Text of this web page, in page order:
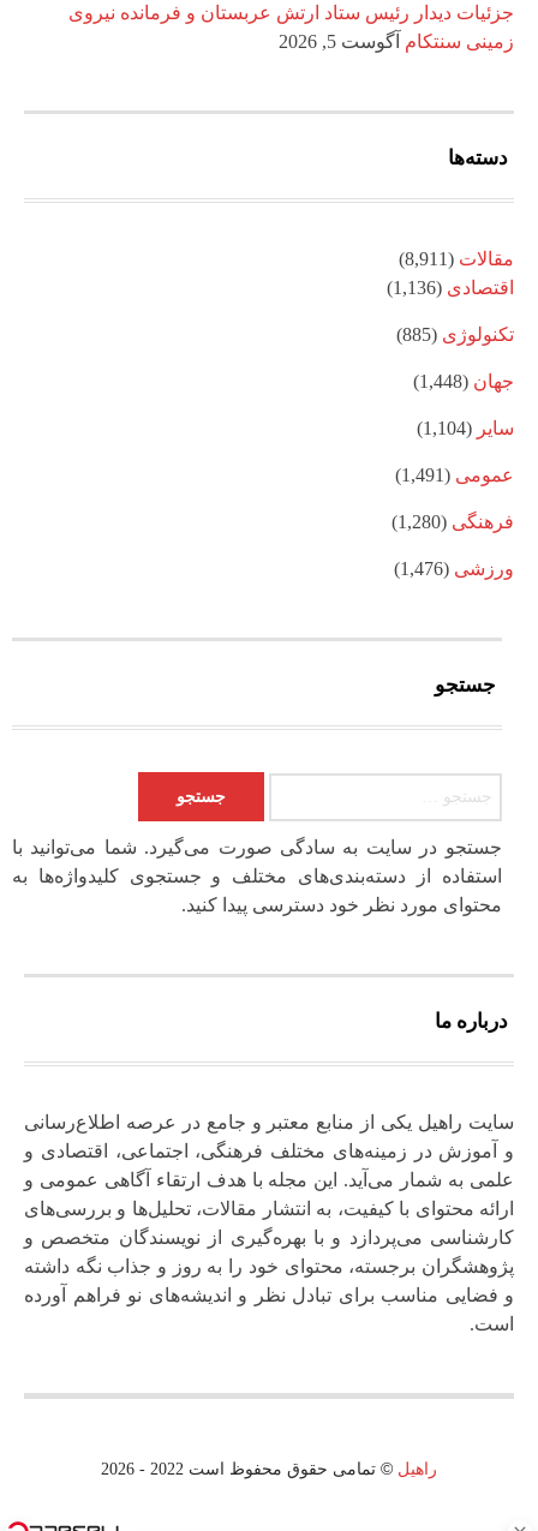
جزئیات دیدار رئیس ستاد ارتش عربستان و فرمانده نیروی
زمینی سنتکام آگوست 5, 2026
دسته‌ها
مقالات (8,911)
اقتصادی (1,136)
تکنولوژی (885)
جهان (1,448)
سایر (1,104)
عمومی (1,491)
فرهنگی (1,280)
ورزشی (1,476)
جستجو
جستجو در سایت به سادگی صورت می‌گیرد. شما می‌توانید با
استفاده از دسته‌بندی‌های مختلف و جستجوی کلیدواژه‌ها به
محتوای مورد نظر خود دسترسی پیدا کنید.
درباره ما
سایت راهیل یکی از منابع معتبر و جامع در عرصه اطلاع‌رسانی
و آموزش در زمینه‌های مختلف فرهنگی، اجتماعی، اقتصادی و
علمی به شمار می‌آید. این مجله با هدف ارتقاء آگاهی عمومی و
ارائه محتوای با کیفیت، به انتشار مقالات، تحلیل‌ها و بررسی‌های
کارشناسی می‌پردازد و با بهره‌گیری از نویسندگان متخصص و
پژوهشگران برجسته، محتوای خود را به‌ روز و جذاب نگه‌ داشته
و فضایی مناسب برای تبادل نظر و اندیشه‌های نو فراهم آورده
است.
راهیل © تمامی حقوق محفوظ است 2022 - 2026